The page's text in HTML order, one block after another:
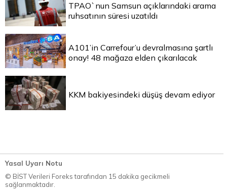
TPAO`nun Samsun açıklarındaki arama
ruhsatının süresi uzatıldı
A101’in Carrefour’u devralmasına şartlı
onay! 48 mağaza elden çıkarılacak
KKM bakiyesindeki düşüş devam ediyor
Yasal Uyarı Notu
© BİST Verileri Foreks tarafından 15 dakika gecikmeli
sağlanmaktadır.